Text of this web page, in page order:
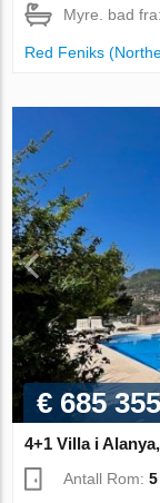
Myre. bad
Red Feniks
€ 685
4+1 Villa i
Antall Rom:5